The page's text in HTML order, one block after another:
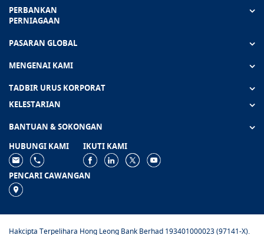
PERBANKAN
PERNIAGAAN
PASARAN GLOBAL
MENGENAI KAMI
TADBIR URUS KORPORAT
KELESTARIAN
BANTUAN & SOKONGAN
HUBUNGI KAMI
IKUTI KAMI
PENCARI CAWANGAN
Hakcipta Terpelihara Hong Leong Bank Berhad 193401000023 (97141-X).